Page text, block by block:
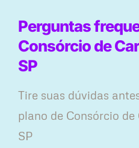
Perguntas
Consórcio de
SP
Tire suas dúvidas
plano ​de Consórcio
SP